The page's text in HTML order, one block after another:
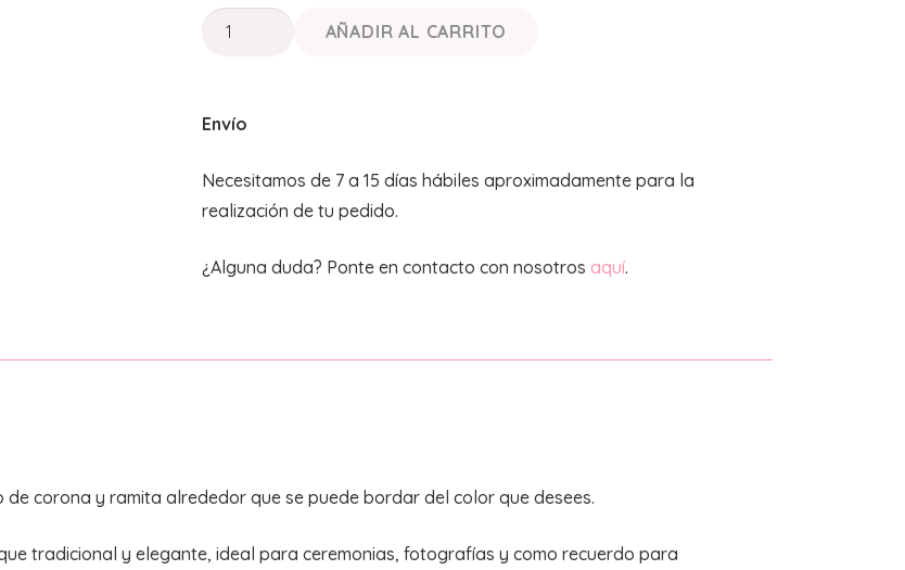
PAÑUELO
CORONA
A
JUEGO
AÑADIR AL CARRITO
Envío
Necesitamos de 7 a 15 días hábiles aproximadamente para la
realización de tu pedido.
¿Alguna duda? Ponte en contacto con nosotros aquí.
corona y ramita alrededor que se puede bordar del color que desees.
tradicional y elegante, ideal para ceremonias, fotografías y como recuerdo para